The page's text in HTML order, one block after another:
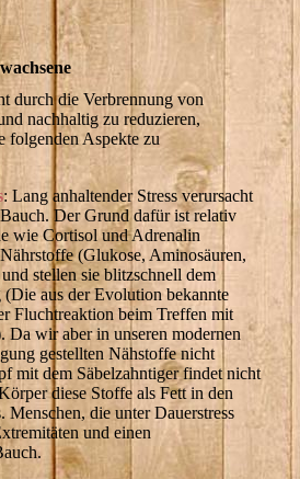
durch die Verbrennung von
nachhaltig zu reduzieren,
folgenden Aspekte zu
: Lang anhaltender Stress verursacht
Der Grund dafür ist relativ
wie Cortisol und Adrenalin
(Glukose, Aminosäuren,
stellen sie blitzschnell dem
aus der Evolution bekannte
Fluchtreaktion beim Treffen mit
Da wir aber in unseren modernen
gestellten Nähstoffe nicht
mit dem Säbelzahntiger findet nicht
diese Stoffe als Fett in den
Menschen, die unter Dauerstress
und einen